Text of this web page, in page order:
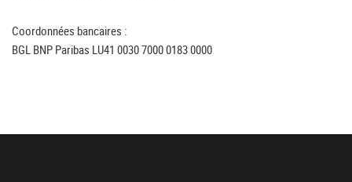
Coordonnées bancaires :
BGL BNP Paribas LU41 0030 7000 0183 0000